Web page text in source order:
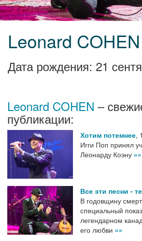
Leonard COHEN
Дата рождения: 21
Leonard COHEN –
публикации:
Хотим потемнее,
Игги Поп принял
Леонарду Коэну »»
Все эти песни -
В годовщину
специальный
легендарном
его любви »»